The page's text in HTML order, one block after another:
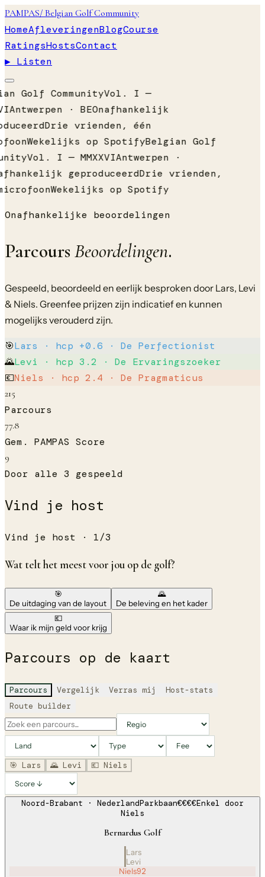
PAMPAS/ Belgian Golf Community
HomeAfleveringenBlogCourse
RatingsHostsContact
▶ Listen
Golf CommunityVol. I —
Antwerpen · BEOnafhankelijk
Drie vrienden, één
Wekelijks op SpotifyBelgian Golf
Vol. I — MMXXVIAntwerpen ·
geproduceerdDrie vrienden,
Wekelijks op Spotify
Onafhankelijke beoordelingen
Parcours Beoordelingen.
Gespeeld, beoordeeld en eerlijk besproken door Lars, Levi
& Niels. Greenfee prijzen zijn indicatief en kunnen
mogelijks verouderd zijn.
🎯Lars · hcp +0.6 · De Perfectionist
🌄Levi · hcp 3.2 · De Ervaringszoeker
💶Niels · hcp 2.4 · De Pragmaticus
215
Parcours
77.8
Gem. PAMPAS Score
9
Door alle 3 gespeeld
Vind je host
Vind je host · 1/3
Wat telt het meest voor jou op de golf?
🎯
De uitdaging van de layout
🌄
De beleving en het kader
💶
Waar ik mijn geld voor krijg
Parcours op de kaart
Parcours Vergelijk Verras mij
Host-stats
Route builder
🎯 Lars 🌄 Levi 💶 Niels
Noord-Brabant · NederlandParkbaan€€€€Enkel door
Niels
Bernardus Golf
Lars
Levi
Niels92